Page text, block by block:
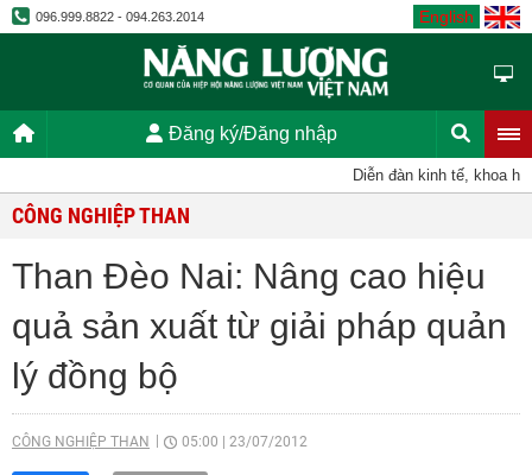
096.999.8822 - 094.263.2014 English
Đăng ký/Đăng nhập
Diễn đàn kinh tế, khoa
CÔNG NGHIỆP THAN
Than Đèo Nai: Nâng cao hiệu
quả sản xuất từ giải pháp quản
lý đồng bộ
CÔNG NGHIỆP THAN 05:00 23/07/2012